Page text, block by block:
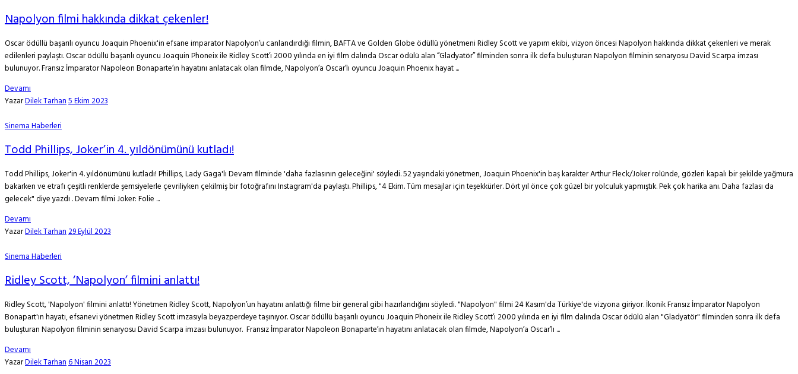
Napolyon filmi hakkında dikkat çekenler!
Oscar ödüllü başarılı oyuncu Joaquin Phoenix'in efsane imparator Napolyon’u canlandırdığı filmin, BAFTA ve Golden Globe ödüllü yönetmeni Ridley Scott ve yapım ekibi, vizyon öncesi Napolyon hakkında dikkat çekenleri ve merak
edilenleri paylaştı. Oscar ödüllü başarılı oyuncu Joaquin Phoneix ile Ridley Scott’ı 2000 yılında en iyi film dalında Oscar ödülü alan “Gladyatör” filminden sonra ilk defa buluşturan Napolyon filminin senaryosu David Scarpa imzası
bulunuyor. Fransız İmparator Napoleon Bonaparte’ın hayatını anlatacak olan filmde, Napolyon’a Oscar’lı oyuncu Joaquin Phoenix hayat ...
Devamı
YazarDilek Tarhan5 Ekim 2023
Sinema Haberleri
Todd Phillips, Joker’in 4. yıldönümünü kutladı!
Todd Phillips, Joker'in 4. yıldönümünü kutladı! Phillips, Lady Gaga'lı Devam filminde 'daha fazlasının geleceğini' söyledi. 52 yaşındaki yönetmen, Joaquin Phoenix'in baş karakter Arthur Fleck/Joker rolünde, gözleri kapalı bir şekilde yağmura
bakarken ve etrafı çeşitli renklerde şemsiyelerle çevriliyken çekilmiş bir fotoğrafını Instagram'da paylaştı. Phillips, "4 Ekim. Tüm mesajlar için teşekkürler. Dört yıl önce çok güzel bir yolculuk yapmıştık. Pek çok harika anı. Daha fazlası da
gelecek" diye yazdı . Devam filmi Joker: Folie ...
Devamı
YazarDilek Tarhan29 Eylül 2023
Sinema Haberleri
Ridley Scott, ‘Napolyon’ filmini anlattı!
Ridley Scott, 'Napolyon' filmini anlattı! Yönetmen Ridley Scott, Napolyon’un hayatını anlattığı filme bir general gibi hazırlandığını söyledi. "Napolyon" filmi 24 Kasım'da Türkiye'de vizyona giriyor. İkonik Fransız İmparator Napolyon
Bonapart'ın hayatı, efsanevi yönetmen Ridley Scott imzasıyla beyazperdeye taşınıyor. Oscar ödüllü başarılı oyuncu Joaquin Phoneix ile Ridley Scott’ı 2000 yılında en iyi film dalında Oscar ödülü alan "Gladyatör" filminden sonra ilk defa
buluşturan Napolyon filminin senaryosu David Scarpa imzası bulunuyor. Fransız İmparator Napoleon Bonaparte’ın hayatını anlatacak olan filmde, Napolyon’a Oscar’lı ...
Devamı
YazarDilek Tarhan6 Nisan 2023